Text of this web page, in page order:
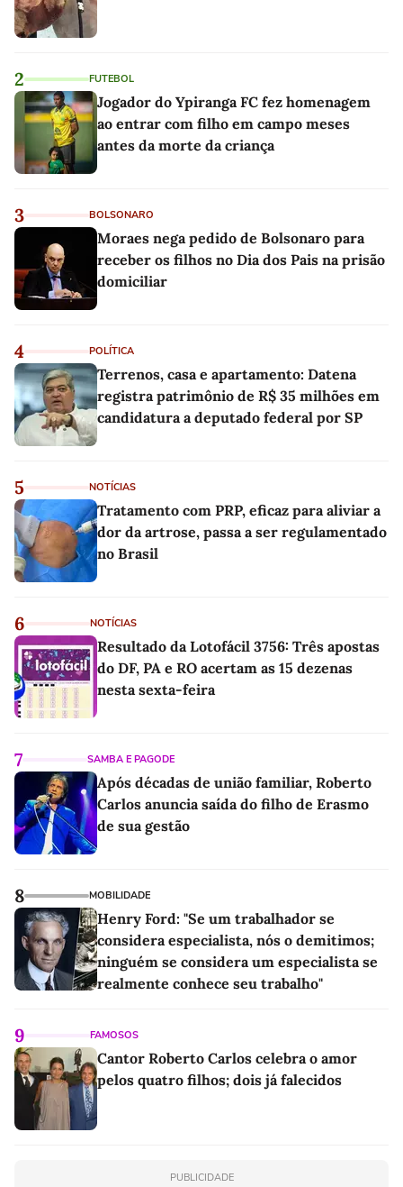
2 FUTEBOL
Jogador do Ypiranga FC fez homenagem
ao entrar com filho em campo meses
antes da morte da criança
3 BOLSONARO
Moraes nega pedido de Bolsonaro para
receber os filhos no Dia dos Pais na prisão
domiciliar
4 POLÍTICA
Terrenos, casa e apartamento: Datena
registra patrimônio de R$ 35 milhões em
candidatura a deputado federal por SP
5 NOTÍCIAS
Tratamento com PRP, eficaz para aliviar a
dor da artrose, passa a ser regulamentado
no Brasil
6 NOTÍCIAS
Resultado da Lotofácil 3756: Três apostas
do DF, PA e RO acertam as 15 dezenas
nesta sexta-feira
7 SAMBA E PAGODE
Após décadas de união familiar, Roberto
Carlos anuncia saída do filho de Erasmo
de sua gestão
8 MOBILIDADE
Henry Ford: "Se um trabalhador se
considera especialista, nós o demitimos;
ninguém se considera um especialista se
realmente conhece seu trabalho"
9 FAMOSOS
Cantor Roberto Carlos celebra o amor
pelos quatro filhos; dois já falecidos
PUBLICIDADE